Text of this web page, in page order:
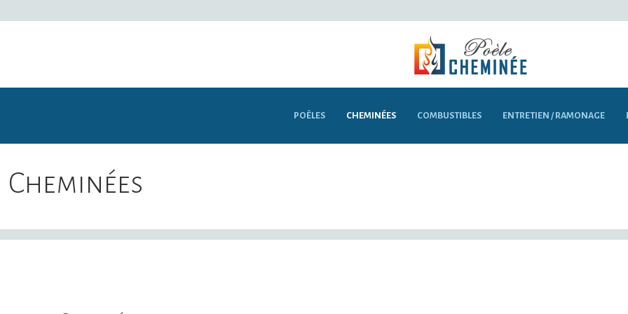
POÊLES CHEMINÉES COMBUSTIBLES ENTRETIEN / RAMONAGE
Cheminées